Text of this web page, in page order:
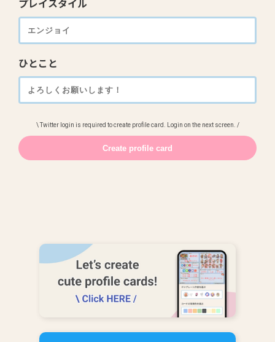
プレイスタイル
ひとこと
\ Twitter login is required to create profile card. Login on the next screen. /